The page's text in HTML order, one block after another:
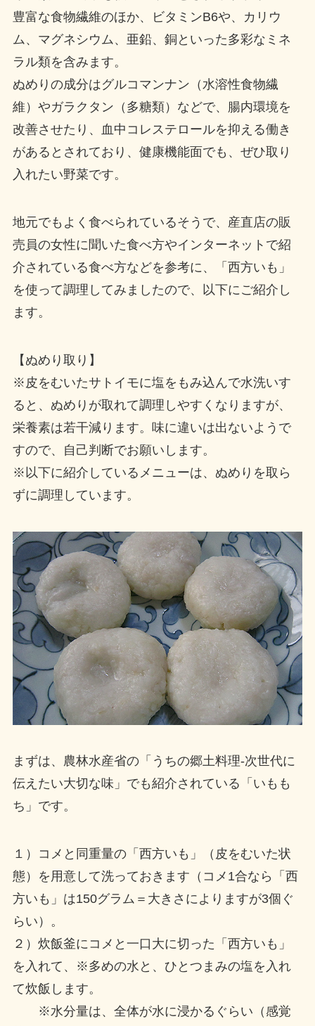
豊富な食物繊維のほか、ビタミンB6や、カリウ
ム、マグネシウム、亜鉛、銅といった多彩なミネ
ラル類を含みます。
ぬめりの成分はグルコマンナン（水溶性食物繊
維）やガラクタン（多糖類）などで、腸内環境を
改善させたり、血中コレステロールを抑える働き
があるとされており、健康機能面でも、ぜひ取り
入れたい野菜です。
地元でもよく食べられているそうで、産直店の販
売員の女性に聞いた食べ方やインターネットで紹
介されている食べ方などを参考に、「西方いも」
を使って調理してみましたので、以下にご紹介し
ます。
【ぬめり取り】
※皮をむいたサトイモに塩をもみ込んで水洗いす
ると、ぬめりが取れて調理しやすくなりますが、
栄養素は若干減ります。味に違いは出ないようで
すので、自己判断でお願いします。
※以下に紹介しているメニューは、ぬめりを取ら
ずに調理しています。
まずは、農林水産省の「うちの郷土料理-次世代に
伝えたい大切な味」でも紹介されている「いもも
ち」です。
１）コメと同重量の「西方いも」（皮をむいた状
態）を用意して洗っておきます（コメ1合なら「西
方いも」は150グラム＝大きさによりますが3個ぐ
らい）。
２）炊飯釜にコメと一口大に切った「西方いも」
を入れて、※多めの水と、ひとつまみの塩を入れ
て炊飯します。
※水分量は、全体が水に浸かるぐらい（感覚